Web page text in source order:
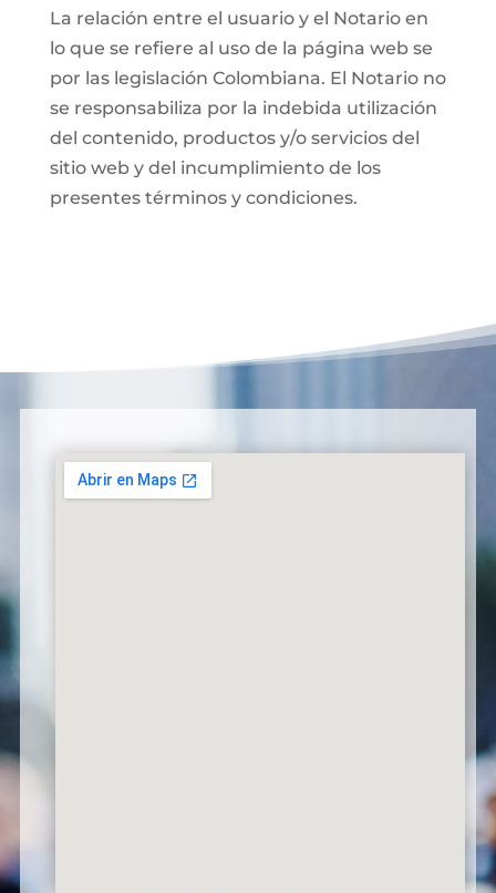
La relación entre el usuario y el Notario en
lo que se refiere al uso de la página web se
por las legislación Colombiana. El Notario no
se responsabiliza por la indebida utilización
del contenido, productos y/o servicios del
sitio web y del incumplimiento de los
presentes términos y condiciones.